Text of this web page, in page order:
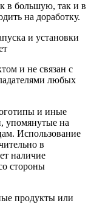
в большую, так и в
на доработку.
и установки
и не связан с
любых
и иные
упомянутые на
Использование
в
наличие
стороны
продукты или